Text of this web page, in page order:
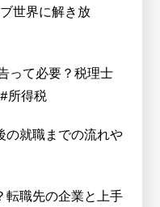
世界に解き放
って必要？税理士
所得税
の就職までの流れや
転職先の企業と上手